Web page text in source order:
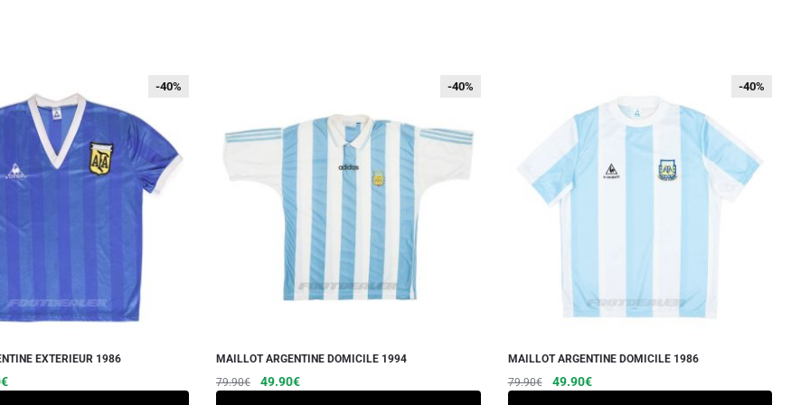
-40%
-40%
EXTERIEUR 1986
€Le
Ce
-40%
-40%
MAILLOT ARGENTINE DOMICILE 1994
79.90€
Le
49.90€Le
Ce
-40%
-40%
MAILLOT ARGENTINE DOMICILE 1986
79.90€
Le
49.90€Le
Ce